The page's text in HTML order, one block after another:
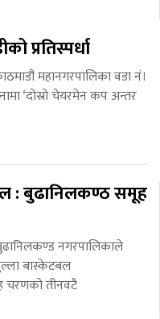
प्रतिस्पर्धा
महानगरपालिका वडा नं।
‘दोस्रो चेयरमेन कप अन्तर
: बुढानिलकण्ठ समूह
नगरपालिकाले
बास्केटबल
चरणको तीनवटै